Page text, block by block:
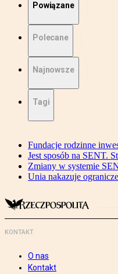
Powiązane
Polecane
Najnowsze
Tagi
Fundacje rodzinne
Jest sposób na SENT.
Zmiany w systemie
Unia nakazuje
KONTAKT
O nas
Kontakt